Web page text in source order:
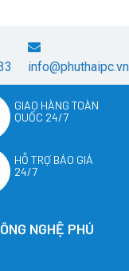
info@phuthaipc.vn
GIAO HÀNG TOÀN
QUỐC 24/7
HỖ TRỢ BÁO GIÁ
24/7
NGHỆ PHÚ